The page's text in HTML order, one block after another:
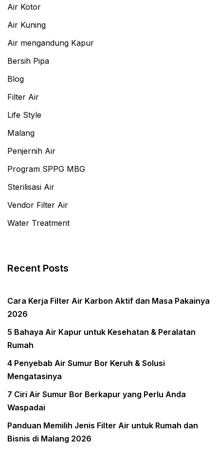
Air Kotor
Air Kuning
Air mengandung Kapur
Bersih Pipa
Blog
Filter Air
Life Style
Malang
Penjernih Air
Program SPPG MBG
Sterilisasi Air
Vendor Filter Air
Water Treatment
Recent Posts
Cara Kerja Filter Air Karbon Aktif dan Masa Pakainya
2026
5 Bahaya Air Kapur untuk Kesehatan & Peralatan
Rumah
4 Penyebab Air Sumur Bor Keruh & Solusi
Mengatasinya
7 Ciri Air Sumur Bor Berkapur yang Perlu Anda
Waspadai
Panduan Memilih Jenis Filter Air untuk Rumah dan
Bisnis di Malang 2026